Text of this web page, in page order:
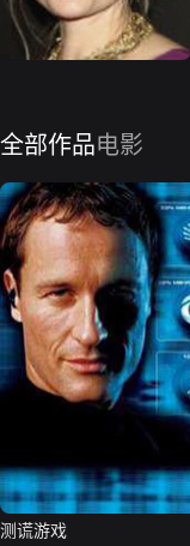
全部作品电影
测谎游戏